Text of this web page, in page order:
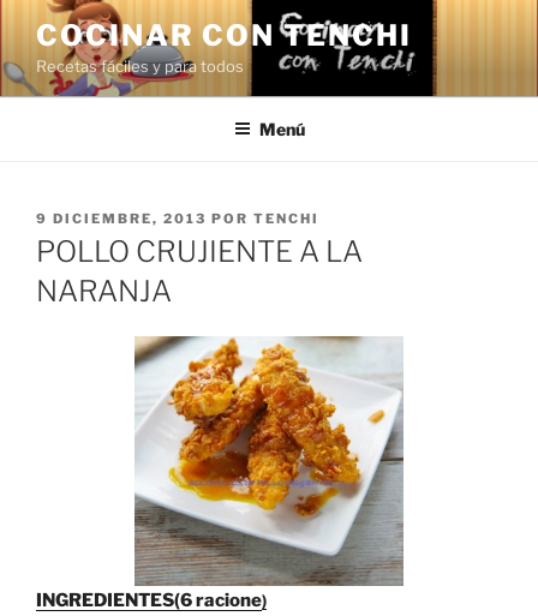
Saltar
contenido
COCINAR CON TENCHI
Recetas fáciles y para todos
Menú
PUBLICADO
EL
9 DICIEMBRE, 2013 POR TENCHI
POLLO CRUJIENTE A LA
NARANJA
INGREDIENTES(6 racione)